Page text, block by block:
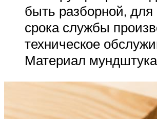
быть разборной,
срока службы
техническое
Материал